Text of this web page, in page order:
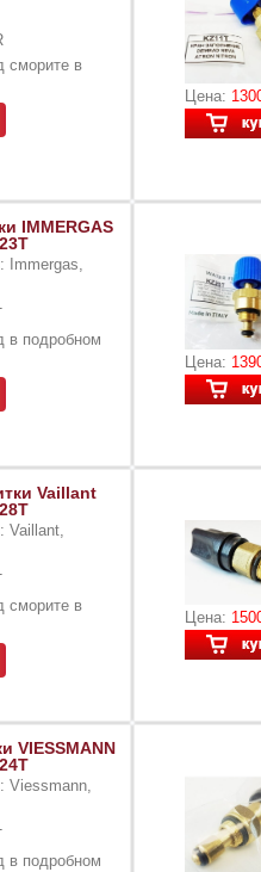
сморите в
Цена:
IMMERGAS
Immergas,
в подробном
Цена:
Vaillant
Vaillant,
сморите в
Цена:
VIESSMANN
Viessmann,
в подробном